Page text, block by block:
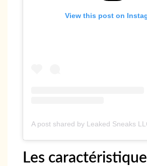
View this post on
Les